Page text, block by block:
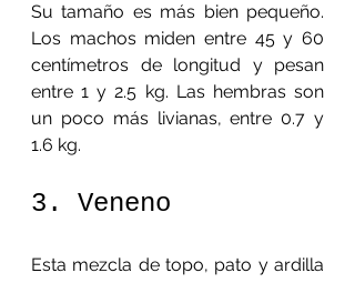
Su tamaño es más bien pequeño.
Los machos miden entre 45 y 60
centímetros de longitud y pesan
entre 1 y 2.5 kg. Las hembras son
un poco más livianas, entre 0.7 y
1.6 kg.
3. Veneno
Esta mezcla de topo, pato y ardilla